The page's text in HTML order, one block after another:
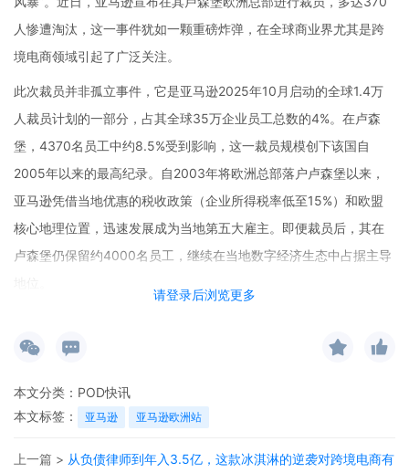
请登录后浏览更多
人惨遭淘汰，这一事件犹如一颗重磅炸弹，在全球商业界尤其是跨
境电商领域引起了广泛关注。
此次裁员并非孤立事件，它是亚马逊2025年10月启动的全球1.4万
人裁员计划的一部分，占其全球35万企业员工总数的4%。在卢森
堡，4370名员工中约8.5%受到影响，这一裁员规模创下该国自
2005年以来的最高纪录。自2003年将欧洲总部落户卢森堡以来，
亚马逊凭借当地优惠的税收政策（企业所得税率低至15%）和欧盟
核心地理位置，迅速发展成为当地第五大雇主。即便裁员后，其在
卢森堡仍保留约4000名员工，继续在当地数字经济生态中占据主导
划在AI基础设施领域投入1000亿至1185亿美元，这一数额相当于其
务二季度营收达309亿美元，同期增长17.5%，营业利润突破105亿
美元；AI购物助手Rufus覆盖六大欧洲市场，为平台贡献了35%的销
售额；全球物流中心部署的AI调度系统DeepFleet使机器人行进效率
本文分类： POD快讯
本文标签：
亚马逊 亚马逊欧洲站
上一篇 > 从负债律师到年入3.5亿，这款冰淇淋的逆袭对跨境电商有